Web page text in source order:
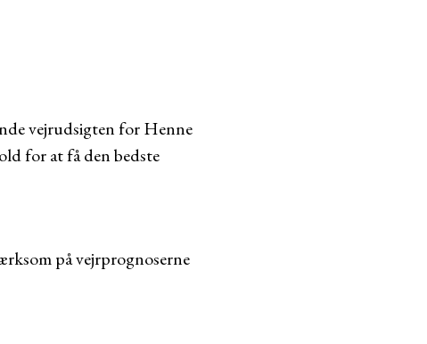
vejrudsigten for Henne
for at få den bedste
på vejrprognoserne